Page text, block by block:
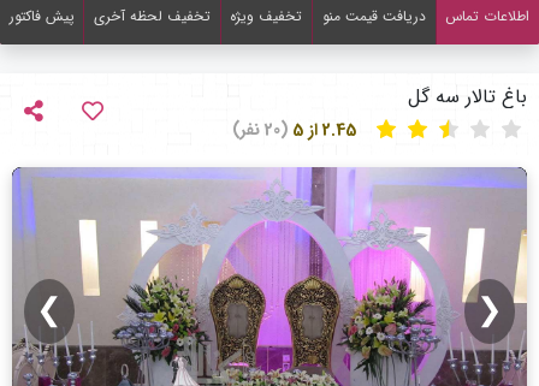
اطلاعات تماس دریافت قیمت منو تخفیف ویژه تخفیف لحظه آخری پیش فاکتور
باغ تالار سه گل
(20 نفر)
❮
❯